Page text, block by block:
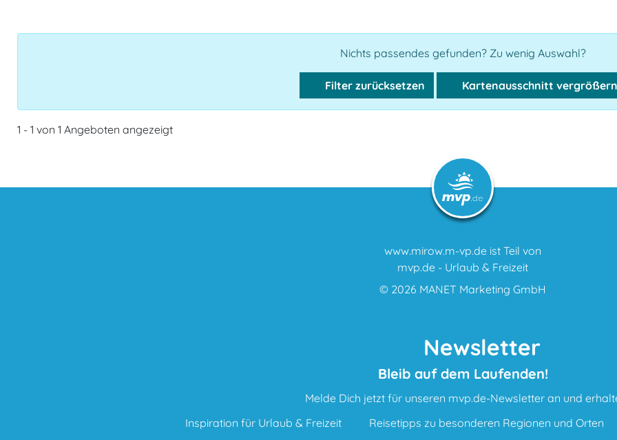
Nichts passendes gefunden? Zu wenig Auswahl?
Filter zurücksetzen Kartenausschnitt vergrößern
1 - 1 von 1 Angeboten angezeigt
www.mirow.m-vp.de ist Teil von
mvp.de - Urlaub & Freizeit
© 2026 MANET Marketing GmbH
Newsletter
Bleib auf dem Laufenden!
Melde Dich jetzt für unseren mvp.de-Newsletter an und
Inspiration für Urlaub & Freizeit
Reisetipps zu besonderen Regionen und Orten